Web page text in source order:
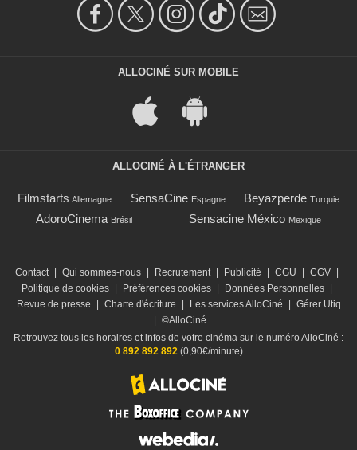
ALLOCINÉ SUR MOBILE
ALLOCINÉ À L'ÉTRANGER
Filmstarts Allemagne SensaCine Espagne Beyazperde Turquie
AdoroCinema Brésil Sensacine México Mexique
Contact | Qui sommes-nous | Recrutement | Publicité | CGU | CGV |
Politique de cookies | Préférences cookies | Données Personnelles |
Revue de presse
| Charte d'écriture | Les services AlloCiné | Gérer Utiq
| ©AlloCiné
Retrouvez tous les horaires et infos de votre cinéma sur le numéro AlloCiné :
0 892 892 892 (0,90€/minute)